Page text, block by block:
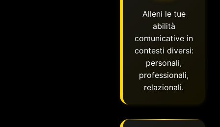
Alleni le tue
abilità
comunicative in
contesti diversi:
personali,
professionali,
relazionali.